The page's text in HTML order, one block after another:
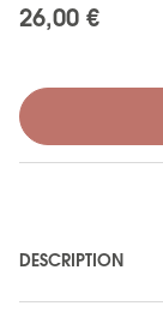
26,00 €
DESCRIPTION